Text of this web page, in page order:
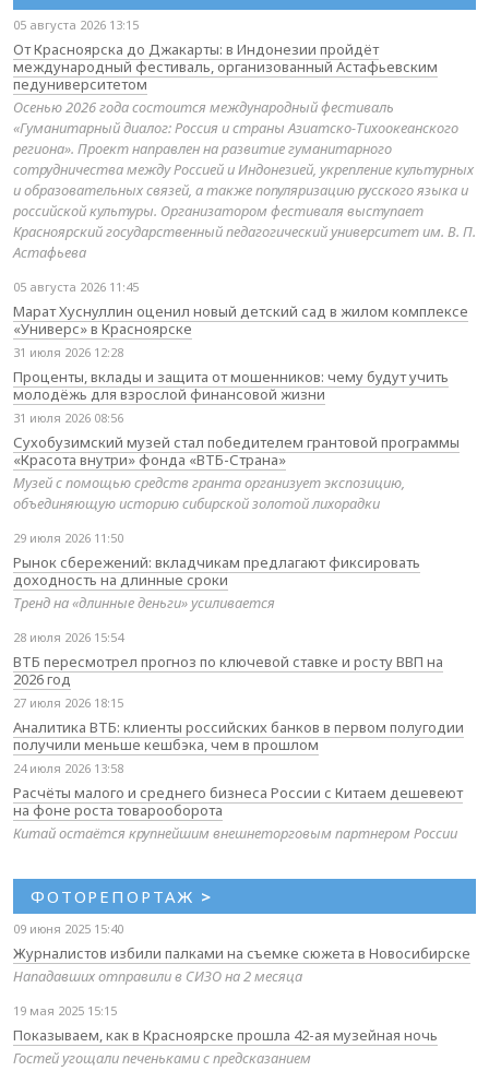
05 августа 2026 13:15
От Красноярска до Джакарты: в Индонезии пройдёт
международный фестиваль, организованный Астафьевским
педуниверситетом
Осенью 2026 года состоится международный фестиваль
«Гуманитарный диалог: Россия и страны Азиатско-Тихоокеанского
региона». Проект направлен на развитие гуманитарного
сотрудничества между Россией и Индонезией, укрепление культурных
и образовательных связей, а также популяризацию русского языка и
российской культуры. Организатором фестиваля выступает
Красноярский государственный педагогический университет им. В. П.
Астафьева
05 августа 2026 11:45
Марат Хуснуллин оценил новый детский сад в жилом комплексе
«Универс» в Красноярске
31 июля 2026 12:28
Проценты, вклады и защита от мошенников: чему будут учить
молодёжь для взрослой финансовой жизни
31 июля 2026 08:56
Сухобузимский музей стал победителем грантовой программы
«Красота внутри» фонда «ВТБ-Страна»
Музей с помощью средств гранта организует экспозицию,
объединяющую историю сибирской золотой лихорадки
29 июля 2026 11:50
Рынок сбережений: вкладчикам предлагают фиксировать
доходность на длинные сроки
Тренд на «длинные деньги» усиливается
28 июля 2026 15:54
ВТБ пересмотрел прогноз по ключевой ставке и росту ВВП на
2026 год
27 июля 2026 18:15
Аналитика ВТБ: клиенты российских банков в первом полугодии
получили меньше кешбэка, чем в прошлом
24 июля 2026 13:58
Расчёты малого и среднего бизнеса России с Китаем дешевеют
на фоне роста товарооборота
Китай остаётся крупнейшим внешнеторговым партнером России
ФОТОРЕПОРТАЖ >
09 июня 2025 15:40
Журналистов избили палками на съемке сюжета в Новосибирске
Нападавших отправили в СИЗО на 2 месяца
19 мая 2025 15:15
Показываем, как в Красноярске прошла 42-ая музейная ночь
Гостей угощали печеньками с предсказанием